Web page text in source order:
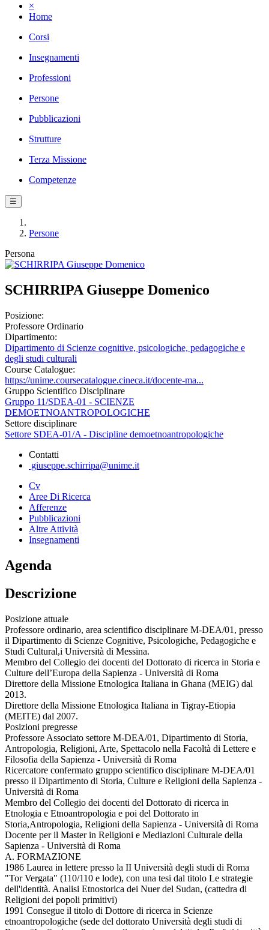
×
Home
Corsi
Insegnamenti
Professioni
Persone
Pubblicazioni
Strutture
Terza Missione
Competenze
☰
Persone
Persona
SCHIRRIPA Giuseppe Domenico
Posizione:
Professore Ordinario
Dipartimento:
Dipartimento di Scienze cognitive, psicologiche, pedagogiche e
degli studi culturali
Course Catalogue:
https://unime.coursecatalogue.cineca.it/docente-ma...
Gruppo Scientifico Disciplinare
Gruppo 11/SDEA-01 - SCIENZE
DEMOETNOANTROPOLOGICHE
Settore disciplinare
Settore SDEA-01/A - Discipline demoetnoantropologiche
Contatti
giuseppe.schirripa@unime.it
Cv
Aree Di Ricerca
Afferenze
Pubblicazioni
Altre Attività
Insegnamenti
Agenda
Descrizione
Posizione attuale
Professore ordinario, area scientifico disciplinare M-DEA/01, presso
il Dipartimento di Scienze Cognitive, Psicologiche, Pedagogiche e
Studi Cultural,i Università di Messina.
Membro del Collegio dei docenti del Dottorato di ricerca in Storia e
Culture dell’Europa della Sapienza - Università di Roma
Direttore della Missione Etnologica Italiana in Ghana (MEIG) dal
2013.
Direttore della Missione Etnologica Italiana in Tigray-Etiopia
(MEITE) dal 2007.
Posizioni pregresse
Professore Associato settore M-DEA/01, Dipartimento di Storia,
Antropologia, Religioni, Arte, Spettacolo nella Facoltà di Lettere e
Filosofia della Sapienza - Università di Roma
Ricercatore confermato gruppo scientifico disciplinare M-DEA/01
presso il Dipartimento di Storia, Culture e Religioni della Sapienza -
Università di Roma
Membro del Collegio dei docenti del Dottorato di ricerca in
Etnologia e Etnoantropologia e poi del Dottorato in
Storia,Antropologia, Religioni della Sapienza - Università di Roma
Docente per il Master in Religioni e Mediazioni Culturale della
Sapienza - Università di Roma
A. FORMAZIONE
1986 Laurea in lettere presso la II Università degli studi di Roma
"Tor Vergata" (110/110 e lode), con una tesi dal titolo Le strategie
dell'identità. Analisi Etnostorica dei Nuer del Sudan, (cattedra di
Religioni dei popoli primitivi)
1991 Consegue il titolo di Dottore di ricerca in Scienze
etnoantropologiche (sede del dottorato Università degli studi di